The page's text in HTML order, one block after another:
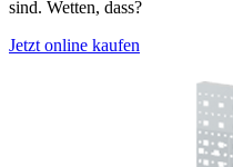
sind. Wetten, dass?
Jetzt online kaufen